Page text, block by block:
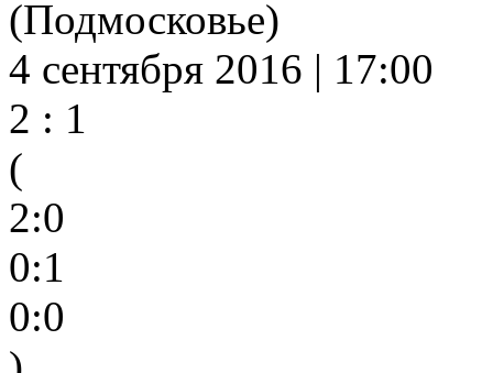
(Подмосковье)
4 сентября 2016 | 17:00
2 : 1
(
2:0
0:1
0:0